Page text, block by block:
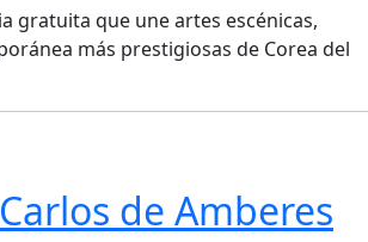
gratuita que une artes escénicas,
más prestigiosas de Corea del
de Amberes